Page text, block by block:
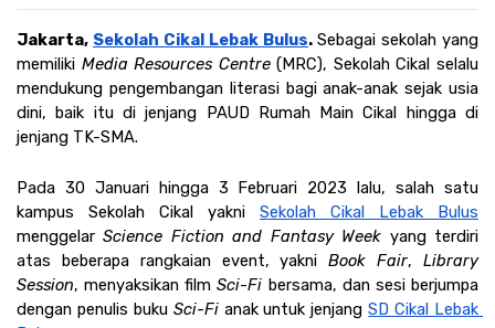
Jakarta, Sekolah Cikal Lebak Bulus. Sebagai sekolah yang
memiliki Media Resources Centre (MRC), Sekolah Cikal selalu
mendukung pengembangan literasi bagi anak-anak sejak usia
dini, baik itu di jenjang PAUD Rumah Main Cikal hingga di
jenjang TK-SMA.
Pada 30 Januari hingga 3 Februari 2023 lalu, salah satu
kampus Sekolah Cikal yakni Sekolah Cikal Lebak Bulus
menggelar Science Fiction and Fantasy Week yang terdiri
atas beberapa rangkaian event, yakni Book Fair, Library
Session, menyaksikan film Sci-Fi bersama, dan sesi berjumpa
dengan penulis buku Sci-Fi anak untuk jenjang SD Cikal Lebak